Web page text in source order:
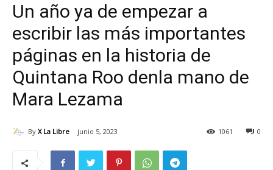
Un año ya de empezar a
escribir las más importantes
páginas en la historia de
Quintana Roo denla mano de
Mara Lezama
By X La Libre junio 5, 2023 0
1061